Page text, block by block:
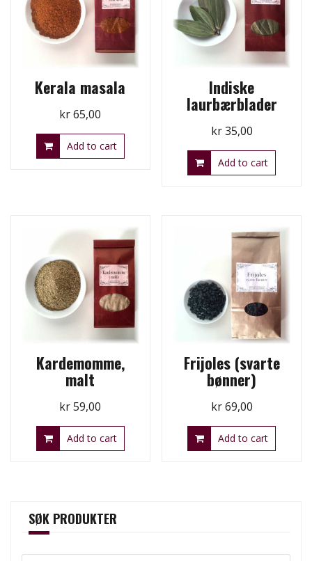
Kerala masala
kr65,00
Add to cart
Indiske
laurbærblader
kr35,00
Add to cart
Kardemomme,
malt
kr59,00
Add to cart
Frijoles (svarte
bønner)
kr69,00
Add to cart
SØK PRODUKTER